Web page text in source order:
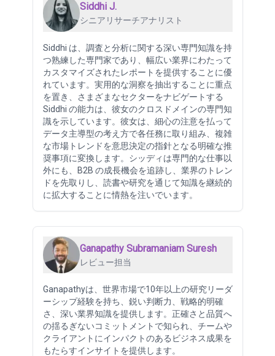
Siddhi J.
シニアリサーチアナリスト
Siddhi は、調査と分析に関する深い専門知識を持
つ熟練した専門家であり、幅広い業界にわたって
カスタマイズされたレポートを提供することに優
れています。実用的な洞察を抽出することに重点
を置き、さまざまなセクターをナビゲートする
Siddhi の能力は、彼女のクロスドメインの専門知
識を示しています。彼女は、細心の注意を払って
データ主導型の考え方で各任務に取り組み、複雑
な市場トレンドを意思決定の指針となる明確な推
奨事項に変換します。シッディは専門的な仕事以
外にも、B2B の成長機会を追跡し、業界のトレン
ドを先取りし、読書や研究を通じて知識を継続的
に拡大することに情熱を注いでいます。
Ganapathy Subramaniam Suresh
レビュー担当
Ganapathyは、世界市場で10年以上の研究リーダ
ーシップ経験を持ち、鋭い判断力、戦略的明確
さ、深い業界知識を提供します。正確さと品質へ
の揺るぎないコミットメントで知られ、チームや
クライアントにインパクトのあるビジネス成果を
もたらすインサイトを提供します。